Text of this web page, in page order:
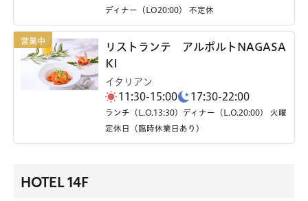
ディナー（LO20:00） 不定休
リストランテ アルポルトNAGASA
KI
イタリアン
11:30-15:00 17:30-22:00
ランチ（L.O.13:30）ディナー（L.O.20:00） 火曜
定休日（臨時休業日あり）
HOTEL 14F